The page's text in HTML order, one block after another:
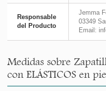
Responsable
del Producto
Jemma
03349
Email:
Medidas sobre
con ELÁSTICOS en